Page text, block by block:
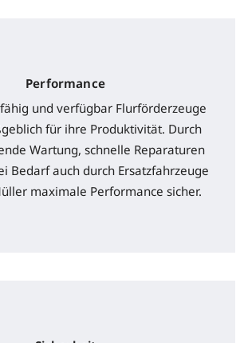
Performance
und verfügbar Flurförderzeuge
für ihre Produktivität. Durch
Wartung, schnelle Reparaturen
Bedarf auch durch Ersatzfahrzeuge
maximale Performance sicher.